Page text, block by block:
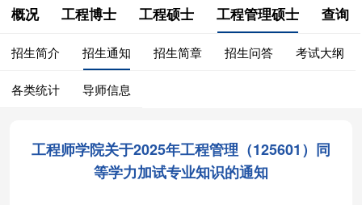
概况 工程博士 工程硕士 工程管理硕士
招生简介 招生通知 招生简章 招生问答 考试大纲
各类统计 导师信息
查询
工程师学院关于2025年工程管理（125601）同
等学力加试专业知识的通知